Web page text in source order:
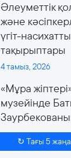
Әлеуметтік
және
үгіт-
тақырыптары
4 тамыз, 2026
«Мұра
музейінде
өнеріне
көрме өтеді
↻ Тағы 5